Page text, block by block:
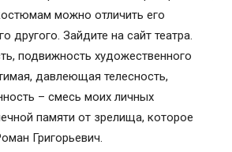
можно отличить его
другого. Зайдите на сайт театра.
подвижность художественного
давлеющая телесность,
– смесь моих личных
памяти от зрелища, которое
Григорьевич.